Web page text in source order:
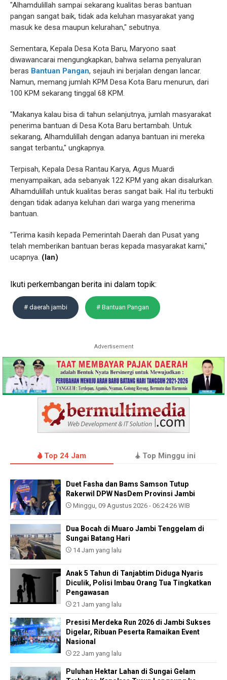
"Alhamdulillah sampai sekarang kualitas beras bantuan
pangan sangat baik, tidak ada keluhan masyarakat yang
masuk ke desa maupun kelurahan," sebutnya.
Sementara, Kepala Desa Kota Baru, Maryono saat
diwawancarai mengungkapkan, bahwa selama penyaluran
beras Bantuan Pangan, sejauh ini berjalan dengan lancar.
Namun, memang jumlah KPM Desa Kota Baru menurun, dari
100 KPM sekarang tinggal 68 KPM.
"Makanya kalau bisa di tahun selanjutnya, jumlah masyarakat
penerima bantuan di Desa Kota Baru bertambah. Untuk
sekarang, Alhamdulillah dengan adanya bantuan ini mereka
sangat terbantu," ungkapnya.
Terpisah, Kepala Desa Rantau Karya, Agus Muardi
menyampaikan, ada sebanyak 122 KPM yang akan disalurkan.
Alhamdulillah untuk kualitas beras sangat baik. Hal itu terbukti
dengan tidak adanya keluhan dari warga yang menerima
bantuan.
"Terima kasih kepada Pemerintah Daerah dan Pusat yang
telah memberikan bantuan beras kepada masyarakat kami,"
ucapnya. (lan)
Ikuti perkembangan berita ini dalam topik:
# daerah jambi # Bantuan Pangan
Advertisement
Top 24 Jam Top Minggu ini
Duet Fasha dan Bams Samson Tutup
Rakerwil DPW NasDem Provinsi Jambi
Minggu, 09 Agustus 2026 - 06:24:26 WIB
Dua Bocah di Muaro Jambi Tenggelam di
Sungai Batang Hari
14 Jam yang lalu
Anak 5 Tahun di Tanjabtim Diduga Nyaris
Diculik, Polisi Imbau Orang Tua Tingkatkan
Pengawasan
21 Jam yang lalu
Presisi Merdeka Run 2026 di Jambi Sukses
Digelar, Ribuan Peserta Ramaikan Event
Nasional
22 Jam yang lalu
Puluhan Hektar Lahan di Sungai Gelam